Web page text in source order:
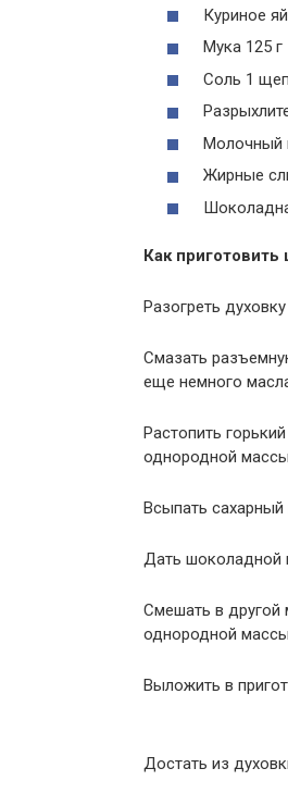
Куриное
Мука 125 г
Соль 1
Молочный
Жирные
Как
Разогреть
Смазать
еще немного
Растопить
однородной
Всыпать
Дать шоколадной
Смешать в другой
однородной
Выложить в
Достать из